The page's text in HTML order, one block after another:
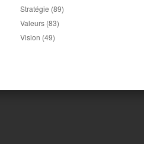
Stratégie (89)
Valeurs (83)
Vision (49)